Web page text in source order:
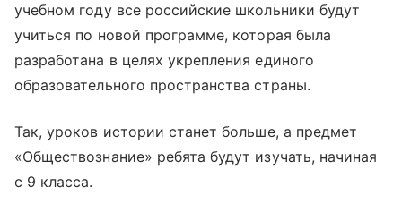
учебном году все российские школьники будут
учиться по новой программе, которая была
разработана в целях укрепления единого
образовательного пространства страны.
Так, уроков истории станет больше, а предмет
«Обществознание» ребята будут изучать, начиная
с 9 класса.